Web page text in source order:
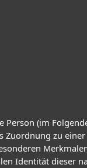
(im
zu
Identität dieser